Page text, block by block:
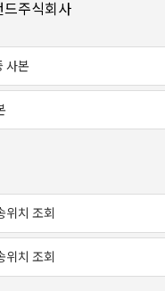
드주식회사
사본
위치 조회
위치 조회